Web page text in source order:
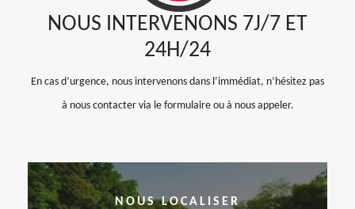
NOUS INTERVENONS 7J/7 ET
24H/24
En cas d’urgence, nous intervenons dans l’immédiat, n’hésitez pas
à nous contacter via le formulaire ou à nous appeler.
NOUS LOCALISER